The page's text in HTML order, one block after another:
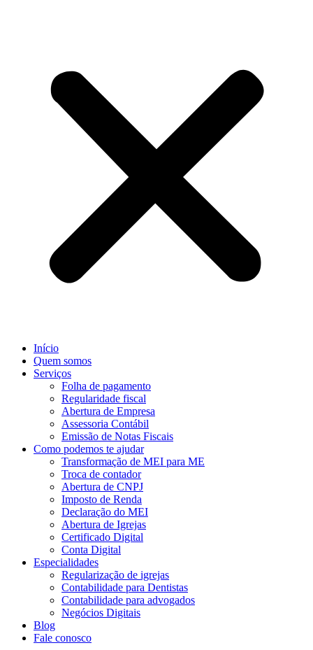
Início
Quem somos
Serviços
Folha de pagamento
Regularidade fiscal
Abertura de Empresa
Assessoria Contábil
Emissão de Notas Fiscais
Como podemos te ajudar
Transformação de MEI para ME
Troca de contador
Abertura de CNPJ
Imposto de Renda
Declaração do MEI
Abertura de Igrejas
Certificado Digital
Conta Digital
Especialidades
Regularização de igrejas
Contabilidade para Dentistas
Contabilidade para advogados
Negócios Digitais
Blog
Fale conosco